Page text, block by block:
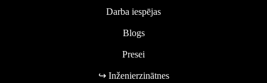
Darba iespējas
Blogs
Presei
↪ Inženierzinātnes